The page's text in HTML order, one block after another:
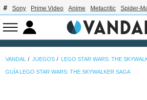
Sony Prime Video Anime Metacritic Spider-
VANDAL JUEGOS LEGO STAR WARS: THE
GUÍA LEGO STAR WARS: THE SKYWALKER SAGA